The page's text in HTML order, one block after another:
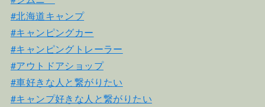
#北海道キャンプ
#キャンピングカー
#キャンピングトレーラー
#アウトドアショップ
#車好きな人と繋がりたい
#キャンプ好きな人と繋がりたい